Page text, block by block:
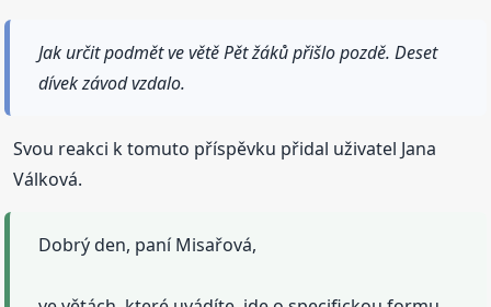
Jak určit podmět ve větě Pět žáků přišlo pozdě. Deset
dívek závod vzdalo.
Svou reakci k tomuto příspěvku přidal uživatel Jana
Válková.
Dobrý den, paní Misařová,